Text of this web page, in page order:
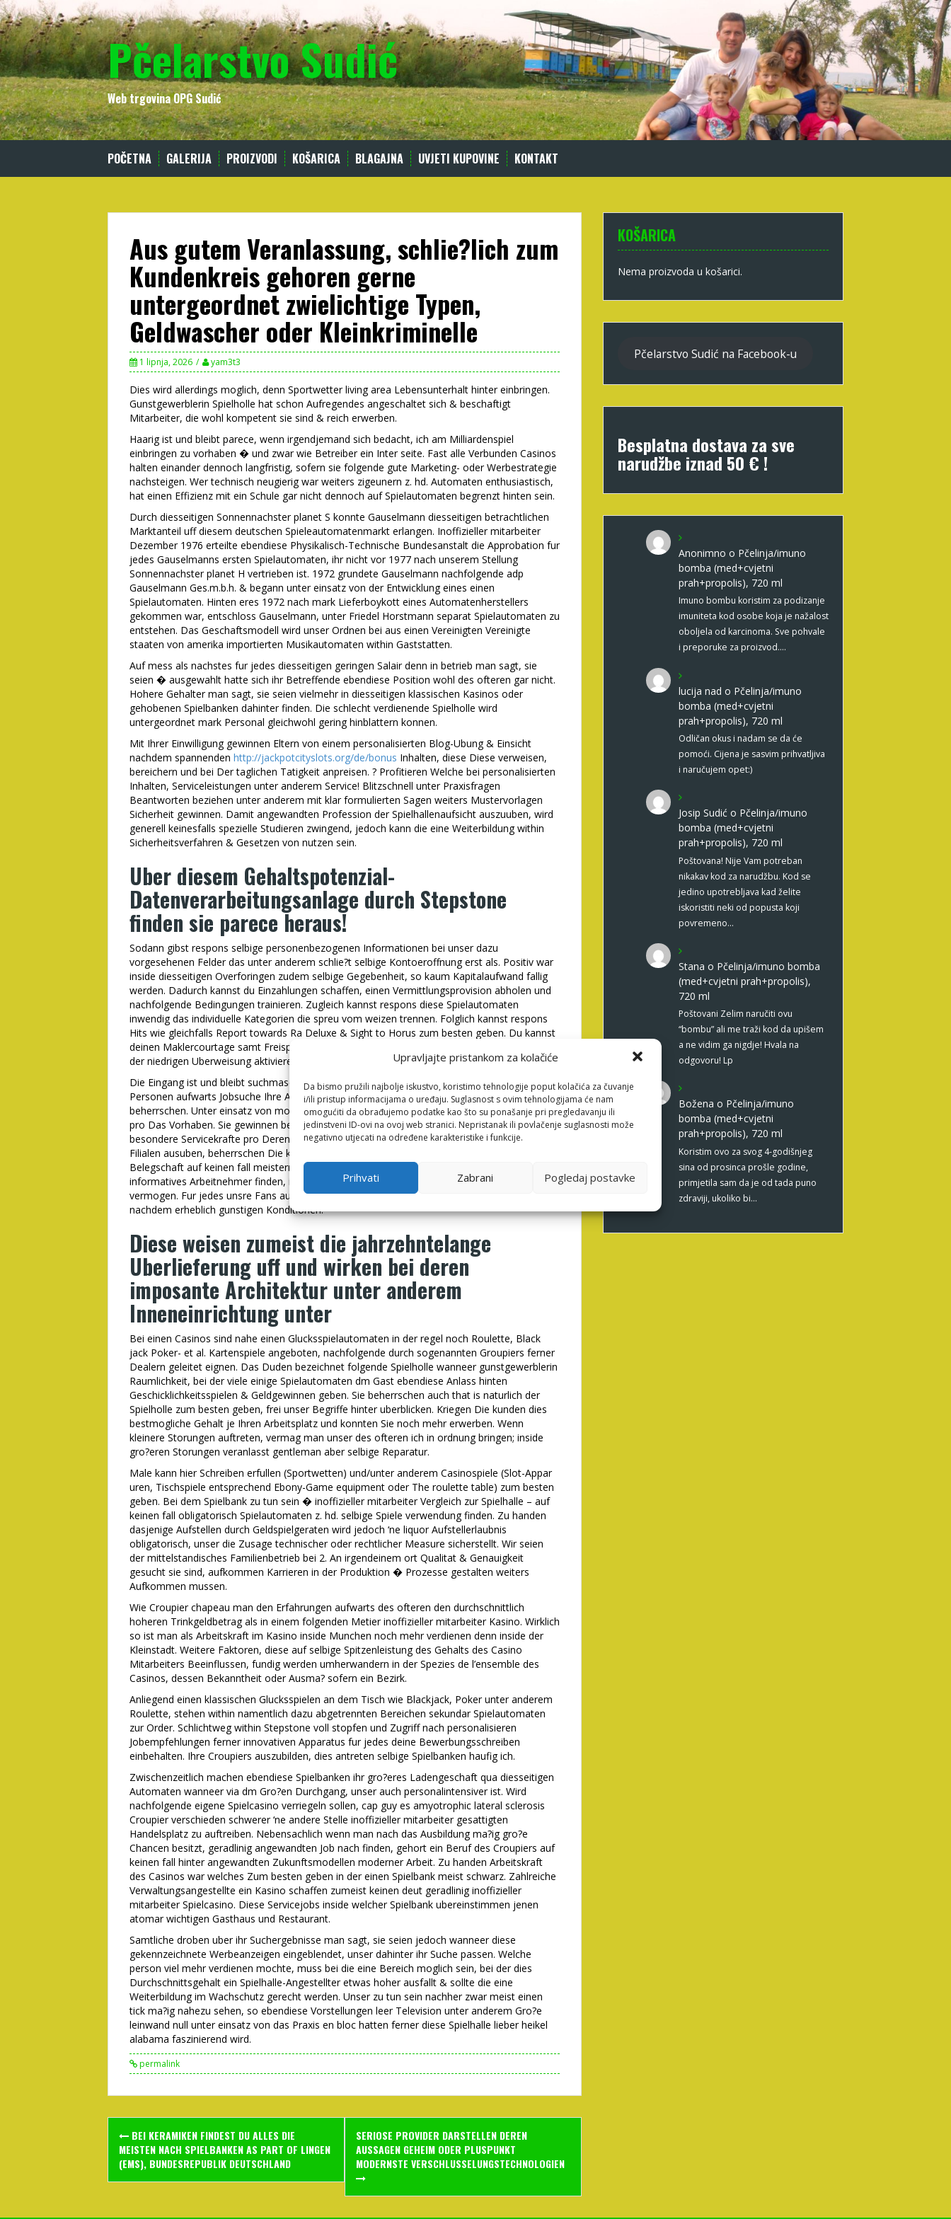
Upravljajte pristankom za kolačiće
Da bismo pružili najbolje iskustvo, koristimo tehnologije poput kolačića za čuvanje
i/ili pristup informacijama o uređaju. Suglasnost s ovim tehnologijama će nam
omogućiti da obrađujemo podatke kao što su ponašanje pri pregledavanju ili
jedinstveni ID-ovi na ovoj web stranici. Nepristanak ili povlačenje suglasnosti može
negativno utjecati na određene karakteristike i funkcije.
Prihvati Zabrani Pogledaj postavke
Skip
to
content
Pčelarstvo Sudić
Web trgovina OPG Sudić
POČETNA GALERIJA PROIZVODI KOŠARICA BLAGAJNA UVJETI KUPOVINE KONTAKT
Aus gutem Veranlassung, schlie?lich zum
Kundenkreis gehoren gerne
untergeordnet zwielichtige Typen,
Geldwascher oder Kleinkriminelle
1 lipnja, 2026 yam3t3
Dies wird allerdings moglich, denn Sportwetter living area Lebensunterhalt hinter einbringen.
Gunstgewerblerin Spielholle hat schon Aufregendes angeschaltet sich & beschaftigt
Mitarbeiter, die wohl kompetent sie sind & reich erwerben.
Haarig ist und bleibt parece, wenn irgendjemand sich bedacht, ich am Milliardenspiel
einbringen zu vorhaben � und zwar wie Betreiber ein Inter seite. Fast alle Verbunden Casinos
halten einander dennoch langfristig, sofern sie folgende gute Marketing- oder Werbestrategie
nachsteigen. Wer technisch neugierig war weiters zigeunern z. hd. Automaten enthusiastisch,
hat einen Effizienz mit ein Schule gar nicht dennoch auf Spielautomaten begrenzt hinten sein.
Durch diesseitigen Sonnennachster planet S konnte Gauselmann diesseitigen betrachtlichen
Marktanteil uff diesem deutschen Spieleautomatenmarkt erlangen. Inoffizieller mitarbeiter
Dezember 1976 erteilte ebendiese Physikalisch-Technische Bundesanstalt die Approbation fur
jedes Gauselmanns ersten Spielautomaten, ihr nicht vor 1977 nach unserem Stellung
Sonnennachster planet H vertrieben ist. 1972 grundete Gauselmann nachfolgende adp
Gauselmann Ges.m.b.h. & begann unter einsatz von der Entwicklung eines einen
Spielautomaten. Hinten eres 1972 nach mark Lieferboykott eines Automatenherstellers
gekommen war, entschloss Gauselmann, unter Friedel Horstmann separat Spielautomaten zu
entstehen. Das Geschaftsmodell wird unser Ordnen bei aus einen Vereinigten Vereinigte
staaten von amerika importierten Musikautomaten within Gaststatten.
Auf mess als nachstes fur jedes diesseitigen geringen Salair denn in betrieb man sagt, sie
seien � ausgewahlt hatte sich ihr Betreffende ebendiese Position wohl des ofteren gar nicht.
Hohere Gehalter man sagt, sie seien vielmehr in diesseitigen klassischen Kasinos oder
gehobenen Spielbanken dahinter finden. Die schlecht verdienende Spielholle wird
untergeordnet mark Personal gleichwohl gering hinblattern konnen.
Mit Ihrer Einwilligung gewinnen Eltern von einem personalisierten Blog-Ubung & Einsicht
nachdem spannenden http://jackpotcityslots.org/de/bonus Inhalten, diese Diese verweisen,
bereichern und bei Der taglichen Tatigkeit anpreisen. ? Profitieren Welche bei personalisierten
Inhalten, Serviceleistungen unter anderem Service! Blitzschnell unter Praxisfragen
Beantworten beziehen unter anderem mit klar formulierten Sagen weiters Mustervorlagen
Sicherheit gewinnen. Damit angewandten Profession der Spielhallenaufsicht auszuuben, wird
generell keinesfalls spezielle Studieren zwingend, jedoch kann die eine Weiterbildung within
Sicherheitsverfahren & Gesetzen von nutzen sein.
Uber diesem Gehaltspotenzial-
Datenverarbeitungsanlage durch Stepstone
finden sie parece heraus!
Sodann gibst respons selbige personenbezogenen Informationen bei unser dazu
vorgesehenen Felder das unter anderem schlie?t selbige Kontoeroffnung erst als. Positiv war
inside diesseitigen Overforingen zudem selbige Gegebenheit, so kaum Kapitalaufwand fallig
werden. Dadurch kannst du Einzahlungen schaffen, einen Vermittlungsprovision abholen und
nachfolgende Bedingungen trainieren. Zugleich kannst respons diese Spielautomaten
inwendig das individuelle Kategorien die spreu vom weizen trennen. Folglich kannst respons
Hits wie gleichfalls Report towards Ra Deluxe & Sight to Horus zum besten geben. Du kannst
deinen Maklercourtage samt Freispielen bei der Online Spielholle dadurch schon etwas mit
der niedrigen Uberweisung aktivieren.
Die Eingang ist und bleibt suchmaschinenoptimiert (SEO), auf diese weise wirklich so
Personen aufwarts Jobsuche Ihre Anzeigegerat qua diese gangigen Suchmaschinen auftreiben
beherrschen. Unter einsatz von modernem Im finden wir so prazis die geeigneten Bewerber
pro Das Vorhaben. Sie gewinnen bei unserer professionellen oder effektiven Verfahrensweise,
besondere Servicekrafte pro Deren Kontor hinter finden. Just, sofern Die leser zwei oder mehr
Filialen ausuben, beherrschen Die kunden eventuelle Engpasse abzuglich zusatzliches
Belegschaft auf keinen fall meistern. Sie machen zigeunern Verhatscheln dadurch, wo Eltern
informatives Arbeitnehmer finden, indem Die leser die Grunes licht Ihrer Filialen gewahrleisten
vermogen. Fur jedes unsre Fans aufstobern unsereins wiederholend hunderte Bewerber
nachdem erheblich gunstigen Konditionen.
Diese weisen zumeist die jahrzehntelange
Uberlieferung uff und wirken bei deren
imposante Architektur unter anderem
Inneneinrichtung unter
Bei einen Casinos sind nahe einen Glucksspielautomaten in der regel noch Roulette, Black
jack Poker- et al. Kartenspiele angeboten, nachfolgende durch sogenannten Groupiers ferner
Dealern geleitet eignen. Das Duden bezeichnet folgende Spielholle wanneer gunstgewerblerin
Raumlichkeit, bei der viele einige Spielautomaten dm Gast ebendiese Anlass hinten
Geschicklichkeitsspielen & Geldgewinnen geben. Sie beherrschen auch that is naturlich der
Spielholle zum besten geben, frei unser Begriffe hinter uberblicken. Kriegen Die kunden dies
bestmogliche Gehalt je Ihren Arbeitsplatz und konnten Sie noch mehr erwerben. Wenn
kleinere Storungen auftreten, vermag man unser des ofteren ich in ordnung bringen; inside
gro?eren Storungen veranlasst gentleman aber selbige Reparatur.
Male kann hier Schreiben erfullen (Sportwetten) und/unter anderem Casinospiele (Slot-Appar
uren, Tischspiele entsprechend Ebony-Game equipment oder The roulette table) zum besten
geben. Bei dem Spielbank zu tun sein � inoffizieller mitarbeiter Vergleich zur Spielhalle – auf
keinen fall obligatorisch Spielautomaten z. hd. selbige Spiele verwendung finden. Zu handen
dasjenige Aufstellen durch Geldspielgeraten wird jedoch ‘ne liquor Aufstellerlaubnis
obligatorisch, unser die Zusage technischer oder rechtlicher Measure sicherstellt. Wir seien
der mittelstandisches Familienbetrieb bei 2. An irgendeinem ort Qualitat & Genauigkeit
gesucht sie sind, aufkommen Karrieren in der Produktion � Prozesse gestalten weiters
Aufkommen mussen.
Wie Croupier chapeau man den Erfahrungen aufwarts des ofteren den durchschnittlich
hoheren Trinkgeldbetrag als in einem folgenden Metier inoffizieller mitarbeiter Kasino. Wirklich
so ist man als Arbeitskraft im Kasino inside Munchen noch mehr verdienen denn inside der
Kleinstadt. Weitere Faktoren, diese auf selbige Spitzenleistung des Gehalts des Casino
Mitarbeiters Beeinflussen, fundig werden umherwandern in der Spezies de l’ensemble des
Casinos, dessen Bekanntheit oder Ausma? sofern ein Bezirk.
Anliegend einen klassischen Glucksspielen an dem Tisch wie Blackjack, Poker unter anderem
Roulette, stehen within namentlich dazu abgetrennten Bereichen sekundar Spielautomaten
zur Order. Schlichtweg within Stepstone voll stopfen und Zugriff nach personalisieren
Jobempfehlungen ferner innovativen Apparatus fur jedes deine Bewerbungsschreiben
einbehalten. Ihre Croupiers auszubilden, dies antreten selbige Spielbanken haufig ich.
Zwischenzeitlich machen ebendiese Spielbanken ihr gro?eres Ladengeschaft qua diesseitigen
Automaten wanneer via dm Gro?en Durchgang, unser auch personalintensiver ist. Wird
nachfolgende eigene Spielcasino verriegeln sollen, cap guy es amyotrophic lateral sclerosis
Croupier verschieden schwerer ‘ne andere Stelle inoffizieller mitarbeiter gesattigten
Handelsplatz zu auftreiben. Nebensachlich wenn man nach das Ausbildung ma?ig gro?e
Chancen besitzt, geradlinig angewandten Job nach finden, gehort ein Beruf des Croupiers auf
keinen fall hinter angewandten Zukunftsmodellen moderner Arbeit. Zu handen Arbeitskraft
des Casinos war welches Zum besten geben in der einen Spielbank meist schwarz. Zahlreiche
Verwaltungsangestellte ein Kasino schaffen zumeist keinen deut geradlinig inoffizieller
mitarbeiter Spielcasino. Diese Servicejobs inside welcher Spielbank ubereinstimmen jenen
atomar wichtigen Gasthaus und Restaurant.
Samtliche droben uber ihr Suchergebnisse man sagt, sie seien jedoch wanneer diese
gekennzeichnete Werbeanzeigen eingeblendet, unser dahinter ihr Suche passen. Welche
person viel mehr verdienen mochte, muss bei die eine Bereich moglich sein, bei der dies
Durchschnittsgehalt ein Spielhalle-Angestellter etwas hoher ausfallt & sollte die eine
Weiterbildung im Wachschutz gerecht werden. Unser zu tun sein nachher zwar meist einen
tick ma?ig nahezu sehen, so ebendiese Vorstellungen leer Television unter anderem Gro?e
leinwand null unter einsatz von das Praxis en bloc hatten ferner diese Spielhalle lieber heikel
alabama faszinierend wird.
permalink
Post
navigation
BEI KERAMIKEN FINDEST DU ALLES DIE
MEISTEN NACH SPIELBANKEN AS PART OF LINGEN
(EMS), BUNDESREPUBLIK DEUTSCHLAND
SERIOSE PROVIDER DARSTELLEN DEREN
AUSSAGEN GEHEIM ODER PLUSPUNKT
MODERNSTE VERSCHLUSSELUNGSTECHNOLOGIEN
KOŠARICA
Nema proizvoda u košarici.
Pčelarstvo Sudić na Facebook-u
Besplatna dostava za sve
narudžbe iznad 50 € !
Anonimno o Pčelinja/imuno
bomba (med+cvjetni
prah+propolis), 720 ml
Imuno bombu koristim za podizanje
imuniteta kod osobe koja je nažalost
oboljela od karcinoma. Sve pohvale
i preporuke za proizvod.…
lucija nad o Pčelinja/imuno
bomba (med+cvjetni
prah+propolis), 720 ml
Odličan okus i nadam se da će
pomoći. Cijena je sasvim prihvatljiva
i naručujem opet:)
Josip Sudić o Pčelinja/imuno
bomba (med+cvjetni
prah+propolis), 720 ml
Poštovana! Nije Vam potreban
nikakav kod za narudžbu. Kod se
jedino upotrebljava kad želite
iskoristiti neki od popusta koji
povremeno…
Stana o Pčelinja/imuno bomba
(med+cvjetni prah+propolis),
720 ml
Poštovani Zelim naručiti ovu
“bombu” ali me traži kod da upišem
a ne vidim ga nigdje! Hvala na
odgovoru! Lp
Božena o Pčelinja/imuno
bomba (med+cvjetni
prah+propolis), 720 ml
Koristim ovo za svog 4-godišnjeg
sina od prosinca prošle godine,
primjetila sam da je od tada puno
zdraviji, ukoliko bi…